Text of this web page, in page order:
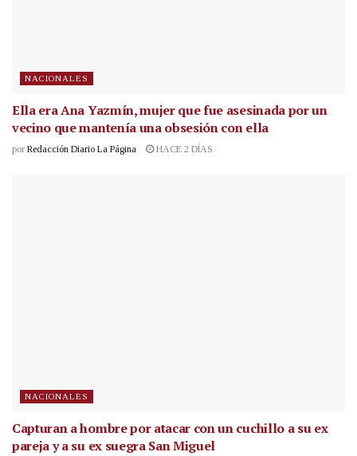
NACIONALES
Ella era Ana Yazmín, mujer que fue asesinada por un
vecino que mantenía una obsesión con ella
por Redacción Diario La Página HACE 2 DÍAS
NACIONALES
Capturan a hombre por atacar con un cuchillo a su ex
pareja y a su ex suegra San Miguel